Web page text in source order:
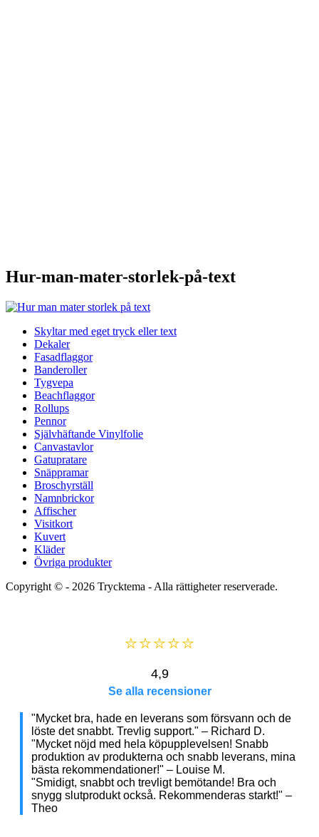
Hur-man-mater-storlek-på-text
Skyltar med eget tryck eller text
Dekaler
Fasadflaggor
Banderoller
Tygvepa
Beachflaggor
Rollups
Pennor
Självhäftande Vinylfolie
Canvastavlor
Gatupratare
Snäppramar
Broschyrställ
Namnbrickor
Affischer
Visitkort
Kuvert
Kläder
Övriga produkter
Copyright © - 2026 Trycktema - Alla rättigheter reserverade.
⭐⭐⭐⭐⭐
4,9
Se alla recensioner
"Mycket bra, hade en leverans som försvann och de
löste det snabbt. Trevlig support." – Richard D.
"Mycket nöjd med hela köpupplevelsen! Snabb
produktion av produkterna och snabb leverans, mina
bästa rekommendationer!" – Louise M.
"Smidigt, snabbt och trevligt bemötande! Bra och
snygg slutprodukt också. Rekommenderas starkt!" –
Theo